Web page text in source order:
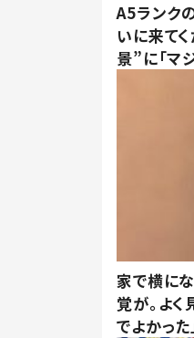
A5ランク
いに来て
景”に「マ
家で横に
覚が。よく
でよかった